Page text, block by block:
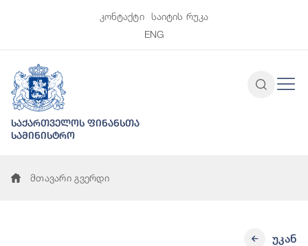
კონტაქტი
საიტის რუკა
ENG
საქართველოს ფინანსთა
სამინისტრო
მთავარი გვერდი
უკან